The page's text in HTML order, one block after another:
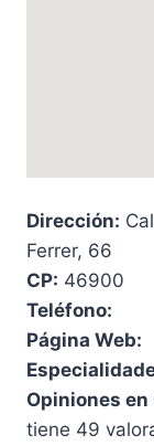
Dirección:
Ferrer, 66
CP: 46900
Teléfono:
Página Web:
Opiniones en
tiene 49